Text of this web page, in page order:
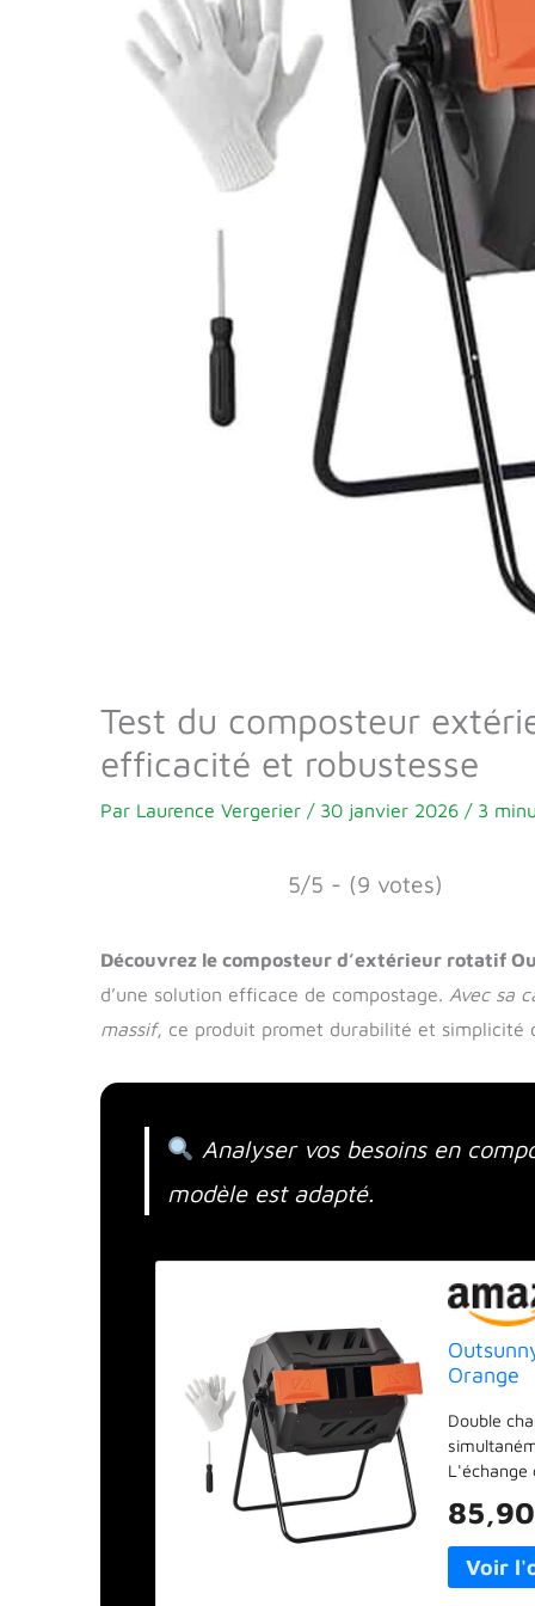
Test du composteur
efficacité et robustesse
Par Laurence Vergerier / 30 janvier 2026 / 3
5/5 - (9 votes)
Découvrez le composteur d’extérieur rotatif
d’une solution efficace de compostage. Avec sa
massif, ce produit promet durabilité et simplicité
Analyser vos besoins en
modèle est adapté.
Orange
Double
L'échange
système
deux